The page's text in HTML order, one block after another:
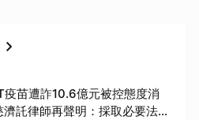
疫苗遭詐10.6億元被控態度消
託律師再聲明：採取必要法律